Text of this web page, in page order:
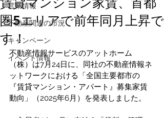
営業情報
不動産関連の市況
キャンペーン
イベント情報
圏5エリアで前年同月上昇で
す！
不動産情報サービスのアットホーム
（株）は7月24日に、同社の不動産情報ネ
ットワークにおける「全国主要都市の
『賃貸マンション・アパート』募集家賃
動向」（2025年6月）を発表しました。